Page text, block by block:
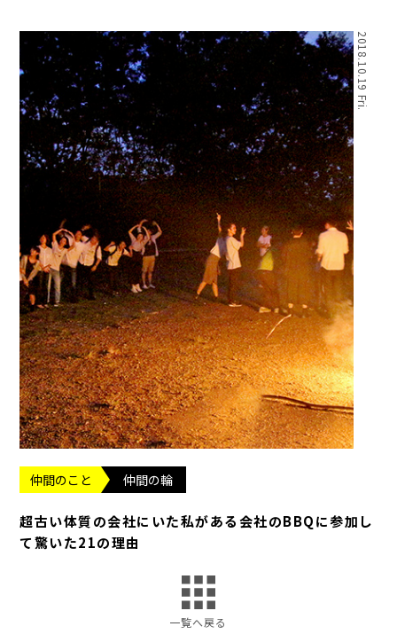
2018.10.19 Fri.
仲間のこと 仲間の輪
超古い体質の会社にいた私がある会社のBBQに参加し
て驚いた21の理由
一覧へ戻る